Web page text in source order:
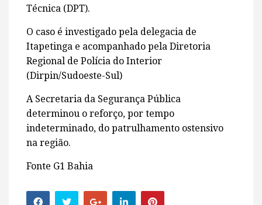
Técnica (DPT).
O caso é investigado pela delegacia de
Itapetinga e acompanhado pela Diretoria
Regional de Polícia do Interior
(Dirpin/Sudoeste-Sul)
A Secretaria da Segurança Pública
determinou o reforço, por tempo
indeterminado, do patrulhamento ostensivo
na região.
Fonte G1 Bahia